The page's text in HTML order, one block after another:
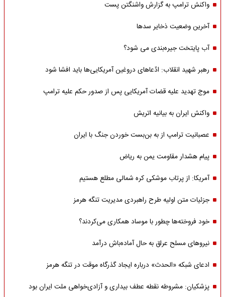
واکنش ترامپ به گزارش واشنگتن پست
آخرین وضعیت ذخایر سدها
آب پایتخت جیره‌بندی می شود؟
رهبر شهید انقلاب: ادّعاهای دروغین آمریکایی‌ها باید افشا شود
موج تهدید علیه قضات آمریکایی پس از صدور حکم علیه ترامپ
واکنش ایران به بیانیه اتریش
عصبانیت ترامپ از به بن‌بست خوردن جنگ با ایران
پیام هشدار مقاومت یمن به ریاض
آمریکا: از پرتاب موشکی کره شمالی مطلع هستیم
جزئیات متن اولیه طرح راهبردی مدیریت تنگه هرمز
خود فروخته‌ها چطور با موساد همکاری می‌کردند؟
نیروهای مسلح عراق به حال آماده‌باش درآمد
ادعای شبکه «الحدث» درباره ایجاد گذرگاه موقت در تنگه هرمز
پزشکیان: مشروطه نقطه عطف بیداری و آزادی‌خواهی ملت ایران بود